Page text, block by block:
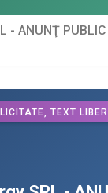
- ANUNŢ PUBLIC
TEXT LIBER